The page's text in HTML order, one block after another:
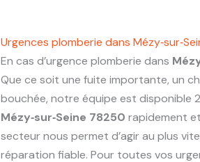
Urgences plomberie dans
En cas d’urgence plomberie dans
Que ce soit une fuite importante, un
bouchée, notre équipe est disponible
Mézy‑sur‑Seine 78250 rapidement
secteur nous permet d’agir au plus
réparation fiable. Pour toutes vos